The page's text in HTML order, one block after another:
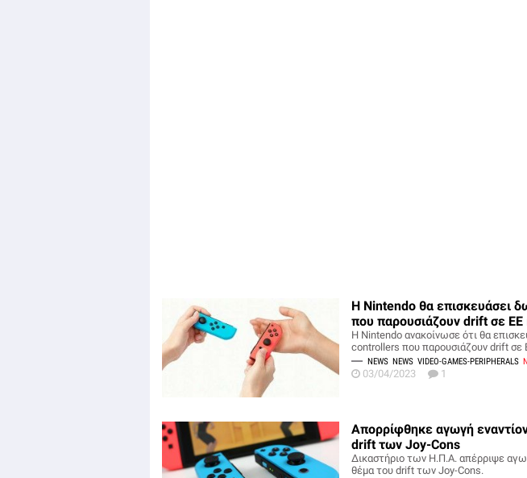
Η Nintendo θα επισκευάσει
που παρουσιάζουν drift σε ΕΕ
Η Nintendo ανακοίνωσε ότι θα
controllers που παρουσιάζουν drift σε
NEWS NEWS VIDEO-GAMES-PERIPHERALS
03/04/2023 1
Απορρίφθηκε αγωγή
drift των Joy-Cons
Δικαστήριο των Η.Π.Α. απέρριψε
θέμα του drift των Joy-Cons.